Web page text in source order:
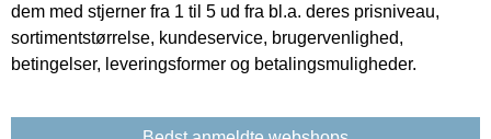
dem med stjerner fra 1 til 5 ud fra bl.a. deres prisniveau,
sortimentstørrelse, kundeservice, brugervenlighed,
betingelser, leveringsformer og betalingsmuligheder.